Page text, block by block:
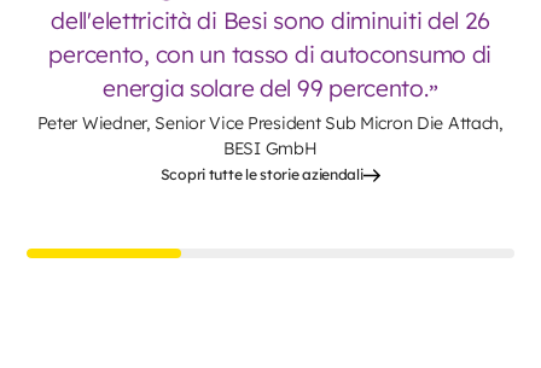
dell'elettricità di Besi sono diminuiti del 26
percento, con un tasso di autoconsumo di
energia solare del 99 percento.
Peter Wiedner, Senior Vice President Sub Micron Die Attach,
BESI GmbH
Scopri tutte le storie aziendali